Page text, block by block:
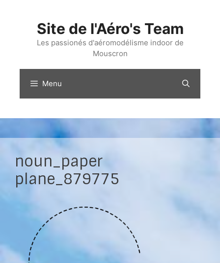
Site de l'Aéro's Team
Les passionés d'aéromodélisme indoor de
Mouscron
Menu
noun_paper
plane_879775